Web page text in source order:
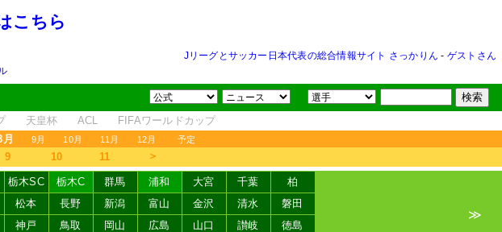
こちら
Jリーグとサッカー日本代表の総合情報サイト さっかりん - ゲストさん
天皇杯 ACL FIFAワールドカップ
月 9月 10月 11月 12月 予定
9 10 11 ＞
栃木SC 栃木C 群馬 浦和 大宮 千葉
柏
松本 長野 新潟 富山 金沢 清水
磐田
神戸 鳥取 岡山 広島 山口 讃岐
徳島
≫